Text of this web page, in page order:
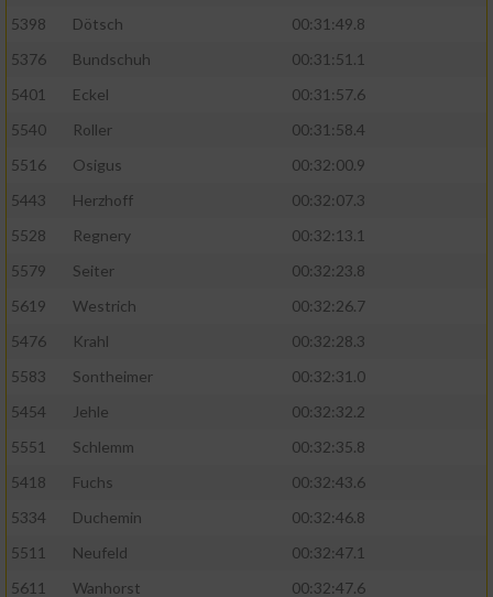
5398
Dötsch
00:31:49.8
5376
Bundschuh
00:31:51.1
5401
Eckel
00:31:57.6
5540
Roller
00:31:58.4
5516
Osigus
00:32:00.9
5443
Herzhoff
00:32:07.3
5528
Regnery
00:32:13.1
5579
Seiter
00:32:23.8
5619
Westrich
00:32:26.7
5476
Krahl
00:32:28.3
5583
Sontheimer
00:32:31.0
5454
Jehle
00:32:32.2
5551
Schlemm
00:32:35.8
5418
Fuchs
00:32:43.6
5334
Duchemin
00:32:46.8
5511
Neufeld
00:32:47.1
5611
Wanhorst
00:32:47.6